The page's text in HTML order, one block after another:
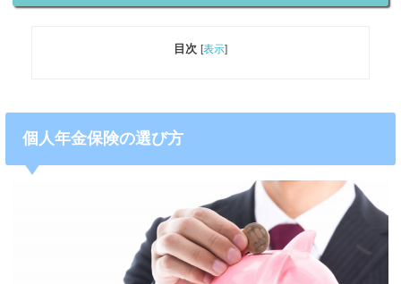
目次 [表示]
個人年金保険の選び方